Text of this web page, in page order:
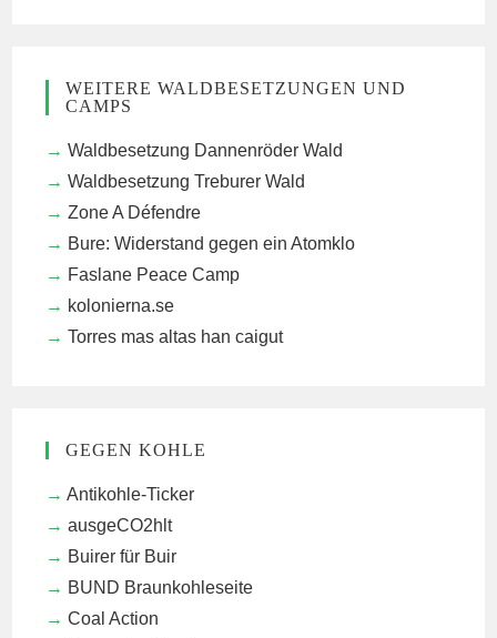
WEITERE WALDBESETZUNGEN UND
CAMPS
Waldbesetzung Dannenröder Wald
Waldbesetzung Treburer Wald
Zone A Défendre
Bure: Widerstand gegen ein Atomklo
Faslane Peace Camp
kolonierna.se
Torres mas altas han caigut
GEGEN KOHLE
Antikohle-Ticker
ausgeCO2hlt
Buirer für Buir
BUND Braunkohleseite
Coal Action